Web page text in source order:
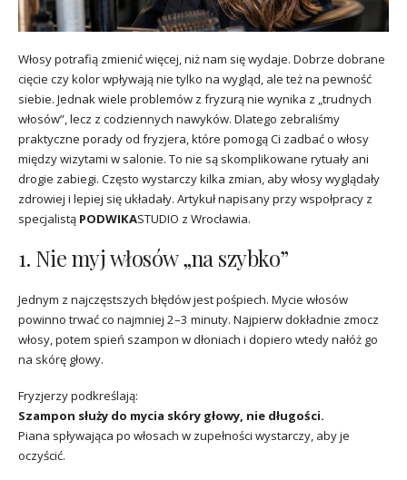
Włosy potrafią zmienić więcej, niż nam się wydaje. Dobrze dobrane
cięcie czy kolor wpływają nie tylko na wygląd, ale też na pewność
siebie. Jednak wiele problemów z fryzurą nie wynika z „trudnych
włosów”, lecz z codziennych nawyków. Dlatego zebraliśmy
praktyczne porady od fryzjera, które pomogą Ci zadbać o włosy
między wizytami w salonie. To nie są skomplikowane rytuały ani
drogie zabiegi. Często wystarczy kilka zmian, aby włosy wyglądały
zdrowiej i lepiej się układały. Artykuł napisany przy wspołpracy z
specjalistą PODWIKASTUDIO z Wrocławia.
1. Nie myj włosów „na szybko”
Jednym z najczęstszych błędów jest pośpiech. Mycie włosów
powinno trwać co najmniej 2–3 minuty. Najpierw dokładnie zmocz
włosy, potem spień szampon w dłoniach i dopiero wtedy nałóż go
na skórę głowy.
Fryzjerzy podkreślają:
Szampon służy do mycia skóry głowy, nie długości.
Piana spływająca po włosach w zupełności wystarczy, aby je
oczyścić.